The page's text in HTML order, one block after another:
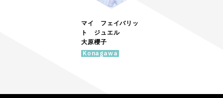
マイ フェイバリッ
ト ジュエル
大原櫻子
Konagawa